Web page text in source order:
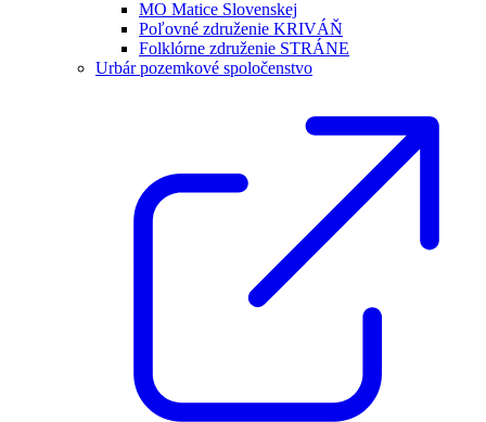
MO Matice Slovenskej
Poľovné združenie KRIVÁŇ
Folklórne združenie STRÁNE
Urbár pozemkové spoločenstvo